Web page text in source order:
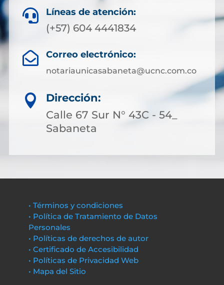
 Líneas de atención:
(+57) 604 4441834
 Correo electrónico:
notariaunicasabaneta@ucnc.com.co

Dirección:
Calle 67 Sur N° 43C - 54_
Sabaneta
• Términos y condiciones
• Política de Tratamiento de Datos
Personales
• Políticas de derechos de autor
• Certificado de Accesibilidad
• Políticas de Privacidad Web
• Mapa del Sitio